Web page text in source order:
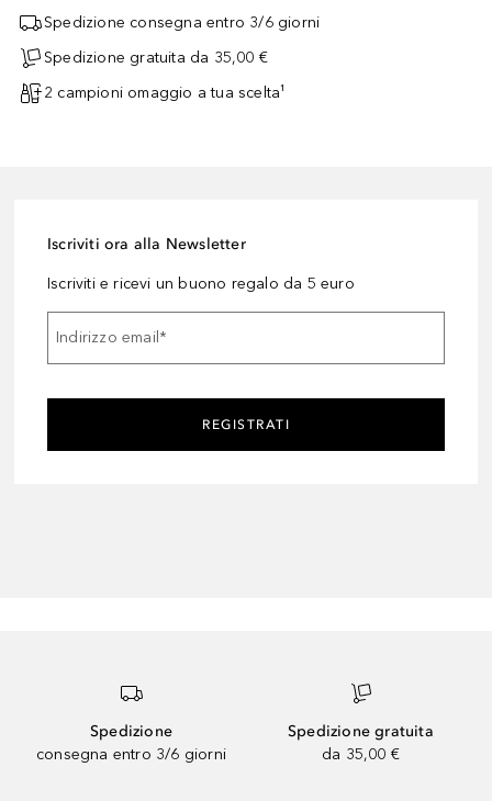
Spedizione consegna entro 3/6 giorni
Spedizione gratuita da 35,00 €
2 campioni omaggio a tua scelta¹
Iscriviti ora alla Newsletter
Iscriviti e ricevi un buono regalo da 5 euro
Indirizzo email*
REGISTRATI
Spedizione
consegna entro 3/6 giorni
Spedizione gratuita
da 35,00 €